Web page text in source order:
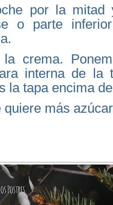
por la mitad
o parte
la crema.
interna de la
la tapa encima
quiere más